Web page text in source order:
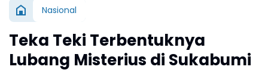
Nasional
Teka Teki Terbentuknya
Lubang Misterius di Sukabumi